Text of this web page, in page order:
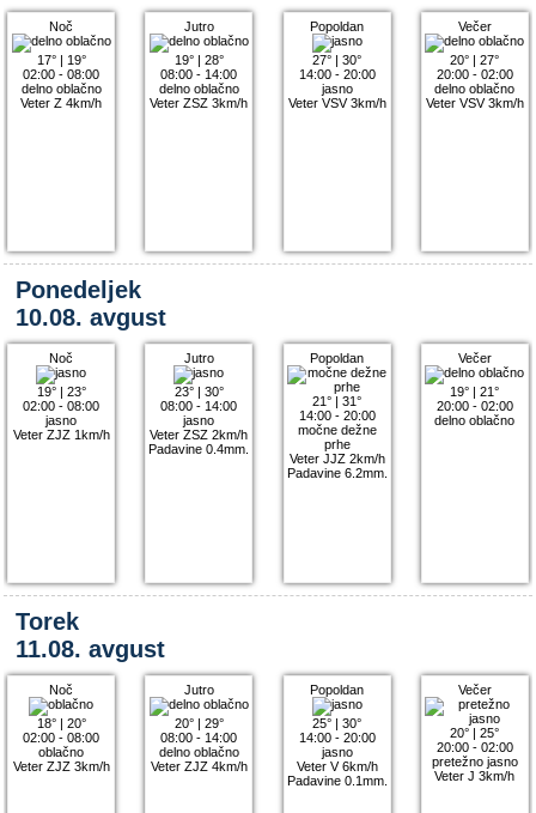
Noč
17°| 19°
02:00 - 08:00
delno oblačno
Veter Z 4km/h
Jutro
19°| 28°
08:00 - 14:00
delno oblačno
Veter ZSZ 3km/h
Popoldan
27° |30°
14:00 - 20:00
jasno
Veter VSV 3km/h
Večer
20° |27°
20:00 - 02:00
delno oblačno
Veter VSV 3km/h
Ponedeljek
10.08. avgust
Noč
19°| 23°
02:00 - 08:00
jasno
Veter ZJZ 1km/h
Jutro
23°| 30°
08:00 - 14:00
jasno
Veter ZSZ 2km/h
Padavine 0.4mm.
Popoldan
21° |31°
14:00 - 20:00
močne dežne
prhe
Veter JJZ 2km/h
Padavine 6.2mm.
Večer
19° |21°
20:00 - 02:00
delno oblačno
Torek
11.08. avgust
Noč
18°| 20°
02:00 - 08:00
oblačno
Veter ZJZ 3km/h
Jutro
20°| 29°
08:00 - 14:00
delno oblačno
Veter ZJZ 4km/h
Popoldan
25° |30°
14:00 - 20:00
jasno
Veter V 6km/h
Padavine 0.1mm.
Večer
20° |25°
20:00 - 02:00
pretežno jasno
Veter J 3km/h